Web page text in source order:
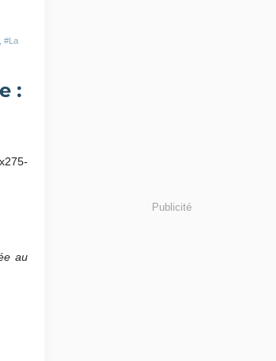
#La
:
au
Publicité